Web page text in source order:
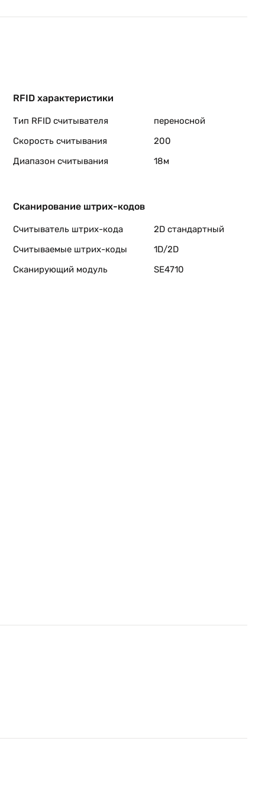
RFID характеристики
Тип RFID считывателя
переносной
Скорость считывания
200
Диапазон считывания
18м
Сканирование штрих-кодов
Считыватель штрих-кода
2D стандартный
Считываемые штрих-коды
1D/2D
Сканирующий модуль
SE4710